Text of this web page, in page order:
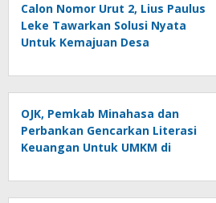
Calon Nomor Urut 2, Lius Paulus
Leke Tawarkan Solusi Nyata
Untuk Kemajuan Desa
OJK, Pemkab Minahasa dan
Perbankan Gencarkan Literasi
Keuangan Untuk UMKM di